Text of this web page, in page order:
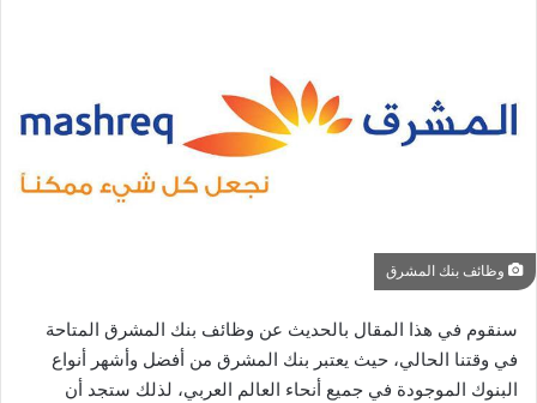
وظائف بنك المشرق
سنقوم في هذا المقال بالحديث عن وظائف بنك المشرق المتاحة
في وقتنا الحالي، حيث يعتبر بنك المشرق من أفضل وأشهر أنواع
البنوك الموجودة في جميع أنحاء العالم العربي، لذلك ستجد أن